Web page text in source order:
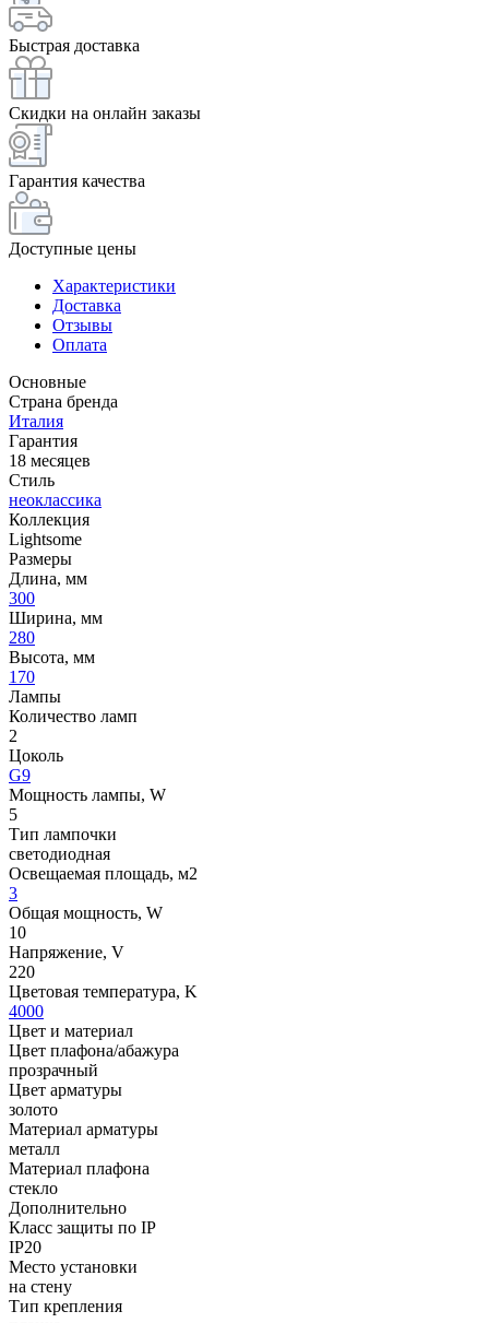
Быстрая доставка
Скидки на онлайн заказы
Гарантия качества
Доступные цены
Характеристики
Доставка
Отзывы
Оплата
Основные
Страна бренда
Италия
Гарантия
18 месяцев
Стиль
неоклассика
Коллекция
Lightsome
Размеры
Длина, мм
300
Ширина, мм
280
Высота, мм
170
Лампы
Количество ламп
2
Цоколь
G9
Мощность лампы, W
5
Тип лампочки
светодиодная
Освещаемая площадь, м2
3
Общая мощность, W
10
Напряжение, V
220
Цветовая температура, K
4000
Цвет и материал
Цвет плафона/абажура
прозрачный
Цвет арматуры
золото
Материал арматуры
металл
Материал плафона
стекло
Дополнительно
Класс защиты по IP
IP20
Место установки
на стену
Тип крепления